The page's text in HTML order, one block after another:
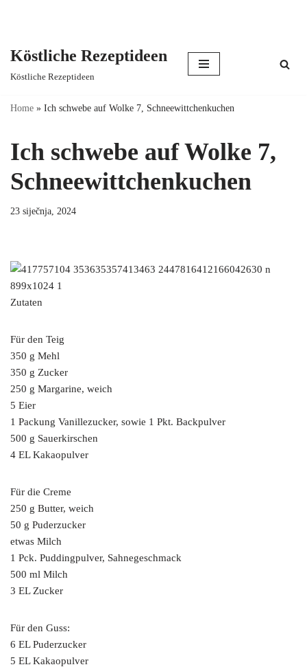
content
Köstliche Rezeptideen
Köstliche Rezeptideen
Home » Ich schwebe auf Wolke 7, Schneewittchenkuchen
Ich schwebe auf Wolke 7,
Schneewittchenkuchen
23 siječnja, 2024
Zutaten
Für den Teig
350 g Mehl
350 g Zucker
250 g Margarine, weich
5 Eier
1 Packung Vanillezucker, sowie 1 Pkt. Backpulver
500 g Sauerkirschen
4 EL Kakaopulver
Für die Creme
250 g Butter, weich
50 g Puderzucker
etwas Milch
1 Pck. Puddingpulver, Sahnegeschmack
500 ml Milch
3 EL Zucker
Für den Guss:
6 EL Puderzucker
5 EL Kakaopulver